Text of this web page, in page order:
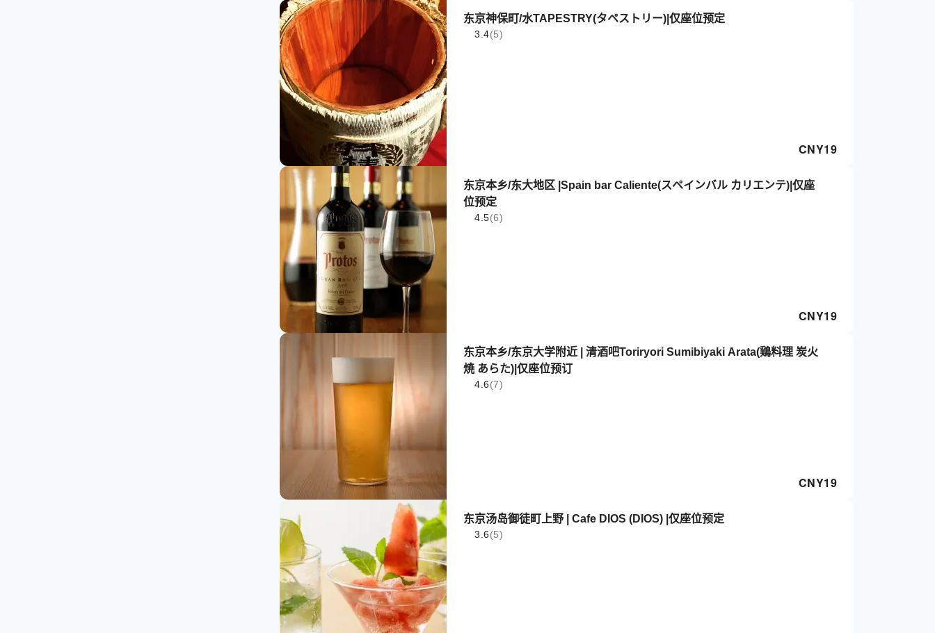
东京神保町/水TAPESTRY(タペストリー)|仅座位预定
3.4(5)
CNY19
东京本乡/东大地区 |Spain bar Caliente(スペインバル カリエンテ)|仅座
位预定
4.5(6)
CNY19
东京本乡/东京大学附近 | 清酒吧Toriryori Sumibiyaki Arata(鶏料理 炭火
焼 あらた)|仅座位预订
4.6(7)
CNY19
东京汤岛御徒町上野 | Cafe DIOS (DIOS) |仅座位预定
3.6(5)